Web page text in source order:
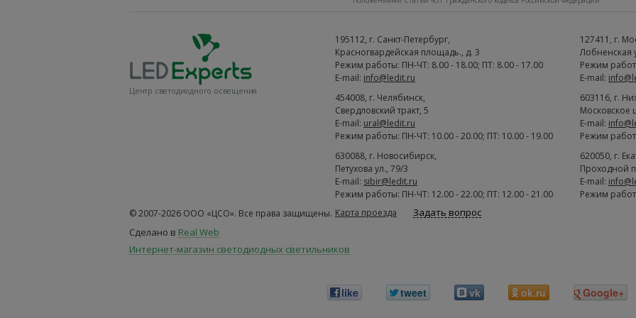
Центр светодиодного освещения
195112, г. Cанкт-Петербург,
Красногвардейская площадь., д. 3
Режим работы: ПН-ЧТ: 8.00 - 18.00; ПТ: 8.00 - 17.00
E-mail: info@ledit.ru
127411 , г.
Лобненская
Режим
E-mail:
454008, г. Челябинск,
Свердловский тракт, 5
E-mail: ural@ledit.ru
Режим работы: ПН-ЧТ: 10.00 - 20.00; ПТ: 10.00 - 19.00
603116, г.
Московское
E-mail:
Режим
630088, г. Новосибирск,
Петухова ул., 79/3
E-mail: sibir@ledit.ru
Режим работы: ПН-ЧТ: 12.00 - 22.00; ПТ: 12.00 - 21.00
620050, г.
Проходной
E-mail:
Режим
Карта проезда
Задать вопрос
© 2007-2026 ООО «ЦСО». Все права защищены.
Сделано в Real Web
Интернет-магазин светодиодных светильников
like tweet vk ok.ru Google+